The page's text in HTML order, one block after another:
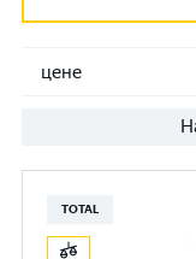
цене
TOTAL